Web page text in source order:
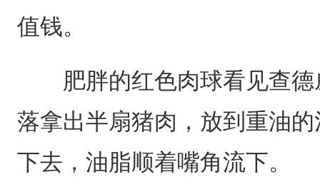
值钱。
肥胖的红色肉球看见查德
落拿出半扇猪肉，放到重油
下去，油脂顺着嘴角流下。